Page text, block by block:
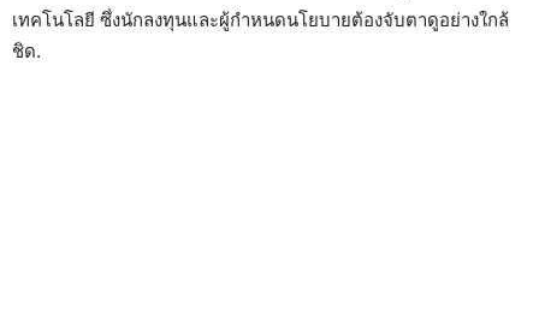
เทคโนโลยี ซึ่งนักลงทุนและผู้กำหนดนโยบายต้องจับตาดูอย่างใกล้
ชิด.